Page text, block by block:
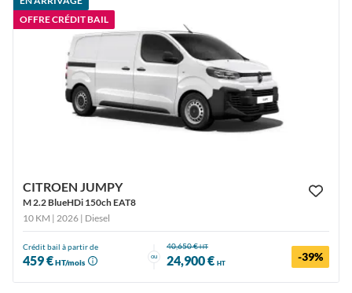
OFFRE CRÉDIT BAIL
CITROEN JUMPY
M 2.2 BlueHDi 150ch EAT8
10 KM | 2026 | Diesel
Crédit bail à partir de
459 €HT/mois
ou
40,650 €HT
24,900 € HT -39%